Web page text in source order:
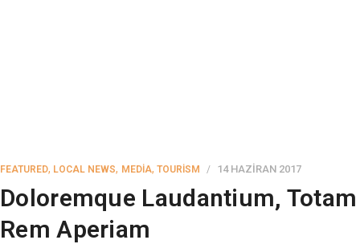
FEATURED, LOCAL NEWS, MEDIA,TOURISM 14 HAZIRAN 2017
Doloremque Laudantium, Totam
Rem Aperiam